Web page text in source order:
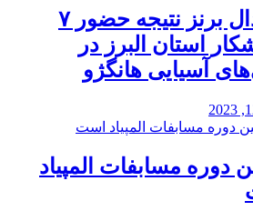
۲ مدال برنز نتیجه حضور ۷
استان البرز در
آسیایی هانگژو
دوره مسابفات المپیاد